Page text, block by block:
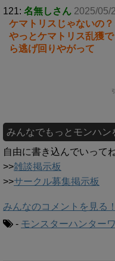
121: 名無しさん 2025/05/
ケマトリスじゃないの
やっとケマトリス乱獲
ら逃げ回りやがって
みんなでもっとモンハン
自由に書き込んでいって
>>雑談掲示板
>>サークル募集掲示板
みんなのコメントを見る！
- モンスターハンター